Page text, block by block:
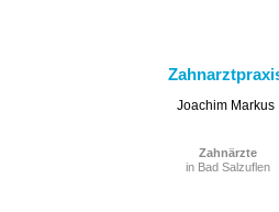
Joachim Markus
Zahnärzte
in Bad Salzuflen